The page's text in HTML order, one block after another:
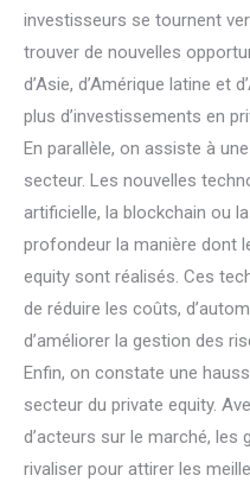
investisseurs se tournent
trouver de nouvelles
d’Asie, d’Amérique latine et
plus d’investissements en
En parallèle, on assiste à
secteur. Les nouvelles
artificielle, la blockchain ou
profondeur la manière dont
equity sont réalisés. Ces
de réduire les coûts,
d’améliorer la gestion des
Enfin, on constate une
secteur du private equity.
d’acteurs sur le marché,
rivaliser pour attirer les